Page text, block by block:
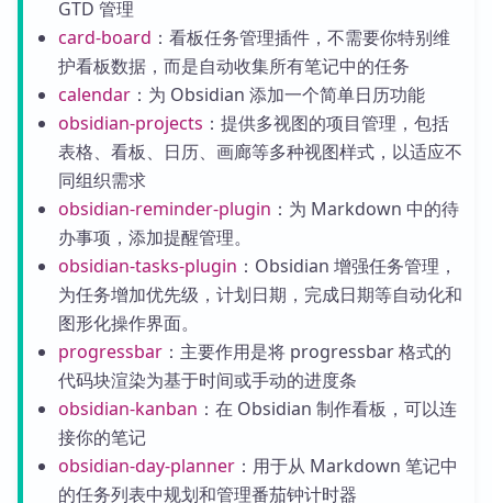
GTD 管理
card-board ：看板任务管理插件，不需要你特别维
护看板数据，而是自动收集所有笔记中的任务
calendar：为 Obsidian 添加一个简单日历功能
obsidian-projects ：提供多视图的项目管理，包括
表格、看板、日历、画廊等多种视图样式，以适应不
同组织需求
obsidian-reminder-plugin ：为 Markdown 中的待
办事项，添加提醒管理。
obsidian-tasks-plugin ：Obsidian 增强任务管理，
为任务增加优先级，计划日期，完成日期等自动化和
图形化操作界面。
progressbar：主要作用是将 progressbar 格式的
代码块渲染为基于时间或手动的进度条
obsidian-kanban ：在 Obsidian 制作看板，可以连
接你的笔记
obsidian-day-planner：用于从 Markdown 笔记中
的任务列表中规划和管理番茄钟计时器